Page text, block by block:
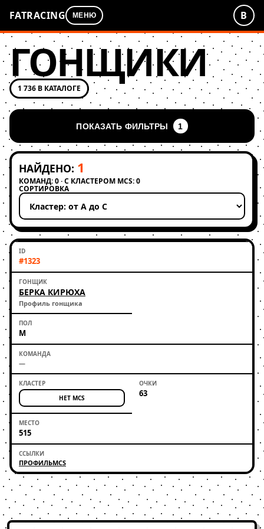
FATRACING МЕНЮ В
ГОНЩИКИ
1 736 В КАТАЛОГЕ
ПОКАЗАТЬ ФИЛЬТРЫ 1
НАЙДЕНО: 1
КОМАНД: 0 · С КЛАСТЕРОМ MCS: 0
СОРТИРОВКА
Применить сортировку
#1323
БЕРКА КИРЮХА
Профиль гонщика
М
—
НЕТ MCS 63
515
ПРОФИЛЬMCS